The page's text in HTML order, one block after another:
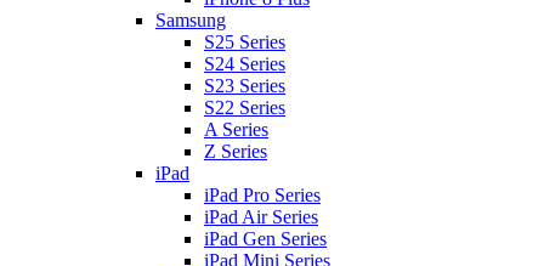
Samsung
S25 Series
S24 Series
S23 Series
S22 Series
A Series
Z Series
iPad
iPad Pro Series
iPad Air Series
iPad Gen Series
iPad Mini Series